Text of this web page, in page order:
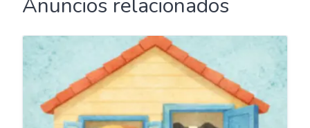
Anuncios relacionados